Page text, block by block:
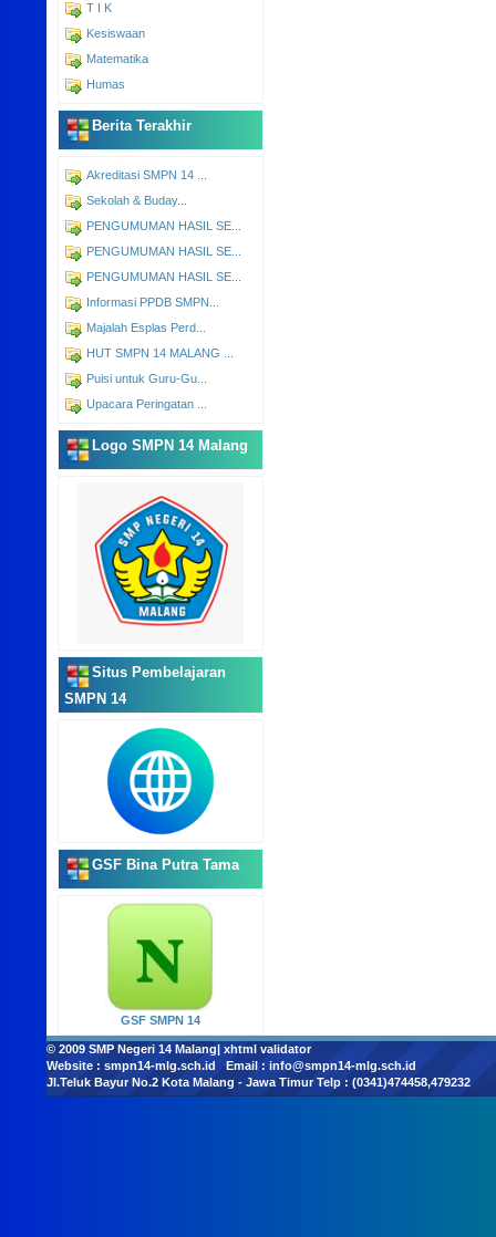
T I K
Kesiswaan
Matematika
Humas
Berita Terakhir
Akreditasi SMPN 14 ...
Sekolah & Buday...
PENGUMUMAN HASIL SE...
PENGUMUMAN HASIL SE...
PENGUMUMAN HASIL SE...
Informasi PPDB SMPN...
Majalah Esplas Perd...
HUT SMPN 14 MALANG ...
Puisi untuk Guru-Gu...
Upacara Peringatan ...
Logo SMPN 14 Malang
Situs Pembelajaran
SMPN 14
GSF Bina Putra Tama
GSF SMPN 14
© 2009 SMP Negeri 14 Malang xhtml validator
Website : smpn14-mlg.sch.id Email : info@smpn14-mlg.sch.id
Jl.Teluk Bayur No.2 Kota Malang - Jawa Timur Telp : (0341)474458,479232